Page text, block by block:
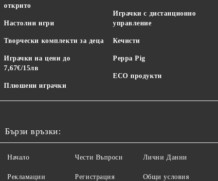
открито
Настолни игри
Творчески комплекти за деца
Играчки на цени до
7,67€/15лв
Плюшени играчки
Играчки с дистанционно
управление
Кечисти
Peppa Pig
ECO продукти
Бързи връзки:
Начало
Рекламации
Чести Въпроси
Регистрация
Лични Данни
Общи условия